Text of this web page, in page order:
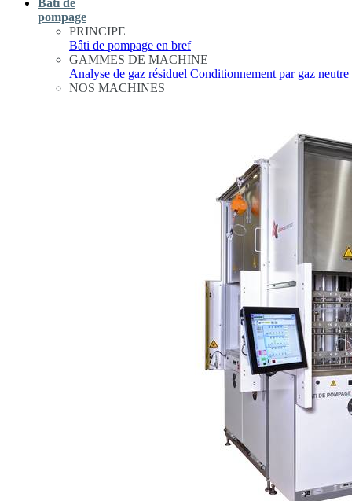
Bâti de
pompage
PRINCIPE
Bâti de pompage en bref
GAMMES DE MACHINE
Analyse de gaz résiduel Conditionnement par gaz neutre
NOS MACHINES